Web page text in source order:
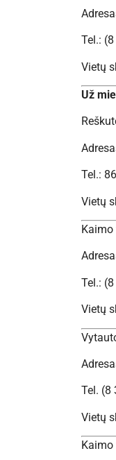
Tel.:
Vietų
Už
Tel.:
Vietų
Kaimo
Tel.:
Vietų
Tel. (8
Vietų